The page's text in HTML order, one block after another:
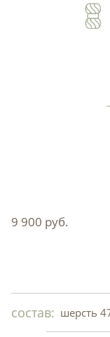
9 900 руб.
состав: шерсть